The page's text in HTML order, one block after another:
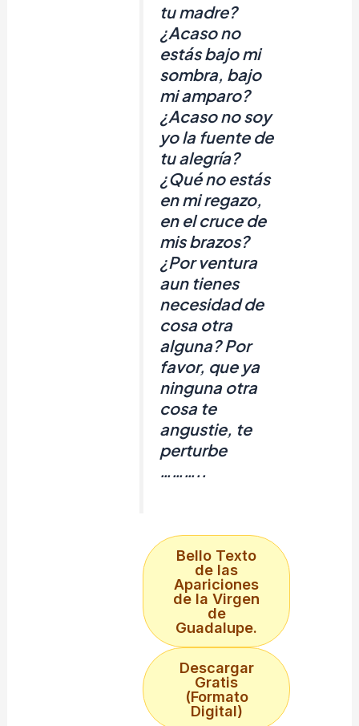
tu madre?
¿Acaso no
estás bajo mi
sombra, bajo
mi amparo?
¿Acaso no soy
yo la fuente de
tu alegría?
¿Qué no estás
en mi regazo,
en el cruce de
mis brazos?
¿Por ventura
aun tienes
necesidad de
cosa otra
alguna? Por
favor, que ya
ninguna otra
cosa te
angustie, te
perturbe
………..
Bello Texto
de las
Apariciones
de la Virgen
de
Guadalupe.
Descargar
Gratis
(Formato
Digital)